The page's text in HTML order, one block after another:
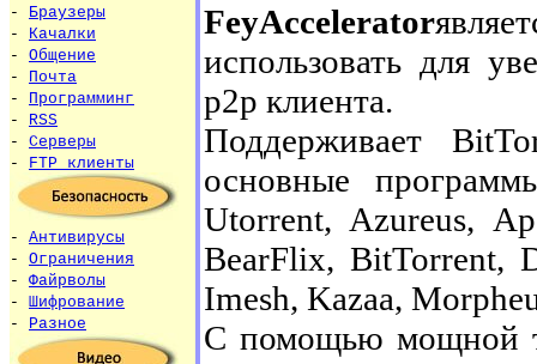
- Браузеры
- Качалки
- Общение
- Почта
- Программинг
- RSS
- Серверы
- FTP клиенты
- Антивирусы
- Ограничения
- Файрволы
- Шифрование
- Разное
FeyAccelerator
использовать для
p2p клиента.
Поддерживает
основные
Utorrent, Azureus,
BearFlix, BitTorrent,
Imesh, Kazaa,
С помощью мощной